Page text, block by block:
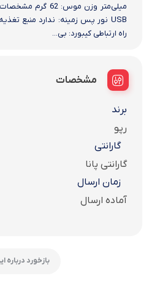
میلی‌متر وزن موس:
راه ارتباطی کیبورد: بی...
مشخصات
برند
رپو
گارانتی
گارانتی پانا
زمان ارسال
آماده ارسال
بازخورد درباره